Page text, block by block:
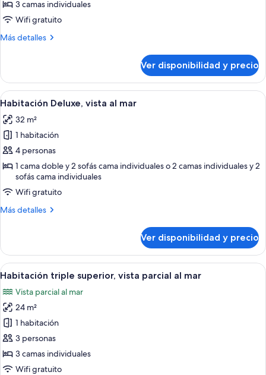
Habitación
triple
3 camas individuales
Wifi gratuito
Más detalles
Más
triple
Confort
Ver disponibilidad y precio
Ver
todas
las
fotos
de
Habitación
Deluxe,
vista
al
Habitación de hotel con dos camas,
15
Habitación Deluxe, vista al mar
32 m²
1 habitación
4 personas
1 cama doble y 2 sofás cama individuales o 2 camas individuales y 2
sofás cama individuales
Wifi gratuito
Más detalles
Más
Deluxe,
vista
al
Ver disponibilidad y precio
Ver
todas
las
fotos
de
Habitación
triple
superior,
Habitación de hotel con dos camas,
10
Habitación triple superior, vista parcial al mar
Vista parcial al mar
24 m²
1 habitación
3 personas
3 camas individuales
Wifi gratuito